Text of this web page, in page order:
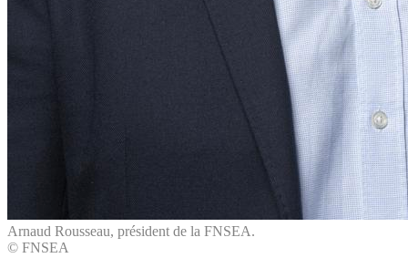
Arnaud Rousseau, président de la FNSEA.
© FNSEA